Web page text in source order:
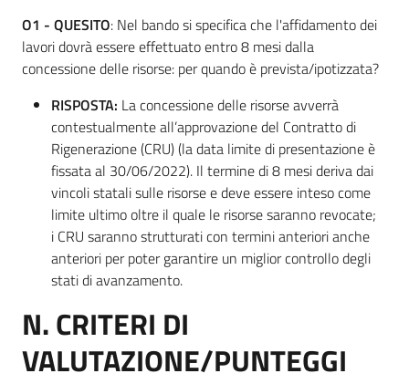
O1 - QUESITO: Nel bando si specifica che l'affidamento dei
lavori dovrà essere effettuato entro 8 mesi dalla
concessione delle risorse: per quando è prevista/ipotizzata?
RISPOSTA: La concessione delle risorse avverrà
contestualmente all’approvazione del Contratto di
Rigenerazione (CRU) (la data limite di presentazione è
fissata al 30/06/2022). Il termine di 8 mesi deriva dai
vincoli statali sulle risorse e deve essere inteso come
limite ultimo oltre il quale le risorse saranno revocate;
i CRU saranno strutturati con termini anteriori anche
anteriori per poter garantire un miglior controllo degli
stati di avanzamento.
N. CRITERI DI
VALUTAZIONE/PUNTEGGI